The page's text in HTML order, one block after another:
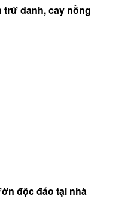
trứ danh, cay nồng
độc đáo tại nhà